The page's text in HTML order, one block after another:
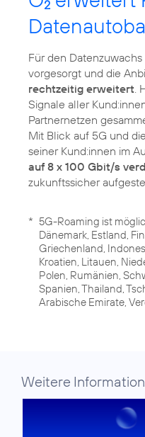
2
Für den Datenzuwachs
vorgesorgt und die
rechtzeitig erweitert
Signale aller
Partnernetzen
Mit Blick auf 5G und
seiner Kund:innen im
auf 8 x 100 Gbit/s
zukunftssicher
* 5G-Roaming ist
Dänemark, Estland,
Griechenland,
Kroatien, Litauen,
Polen, Rumänien,
Spanien, Thailand,
Arabische Emirate,
Weitere